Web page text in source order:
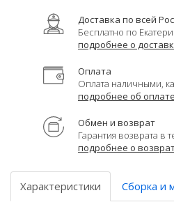
Доставка по всей
Бесплатно по
подробнее о
Оплата
Оплата наличными,
подробнее об оплате
Обмен и возврат
Гарантия возврата в
подробнее о
Характеристики Сборка и